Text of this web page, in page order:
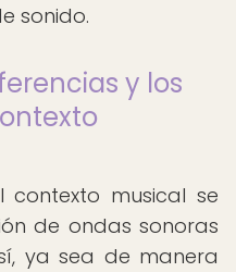
sonido.
y los
contexto musical se
de ondas sonoras
ya sea de manera